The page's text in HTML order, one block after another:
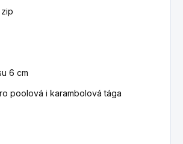
6 cm
poolová i karambolová tága